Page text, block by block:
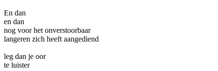
En dan
en dan
nog voor het onverstoorbaar
langeren zich heeft aangediend
leg dan je oor
te luister